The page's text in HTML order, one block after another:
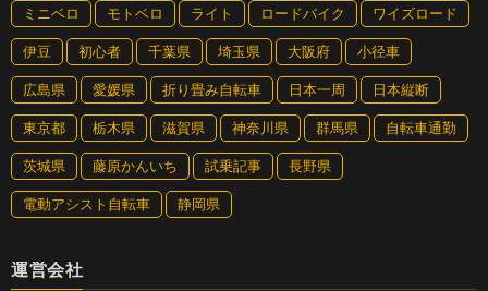
ミニベロ モトベロ ライト ロードバイク ワイズロード
伊豆 初心者 千葉県 埼玉県 大阪府 小径車
広島県 愛媛県 折り畳み自転車 日本一周 日本縦断
東京都 栃木県 滋賀県 神奈川県 群馬県 自転車通勤
茨城県 藤原かんいち 試乗記事 長野県
電動アシスト自転車 静岡県
運営会社